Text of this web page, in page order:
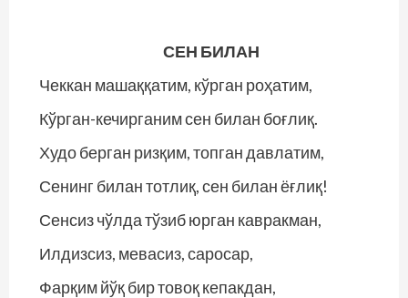
СЕН БИЛАН
Чеккан машаққатим, кўрган роҳатим,
Кўрган-кечирганим сен билан боғлиқ.
Худо берган ризқим, топган давлатим,
Сенинг билан тотлиқ, сен билан ёғлиқ!
Сенсиз чўлда тўзиб юрган кавракман,
Илдизсиз, мевасиз, саросар,
Фарқим йўқ бир товоқ кепакдан,